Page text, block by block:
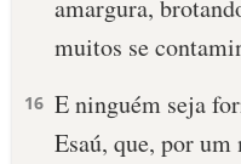
amargura,
muitos se
16 E ninguém seja
Esaú, que, por